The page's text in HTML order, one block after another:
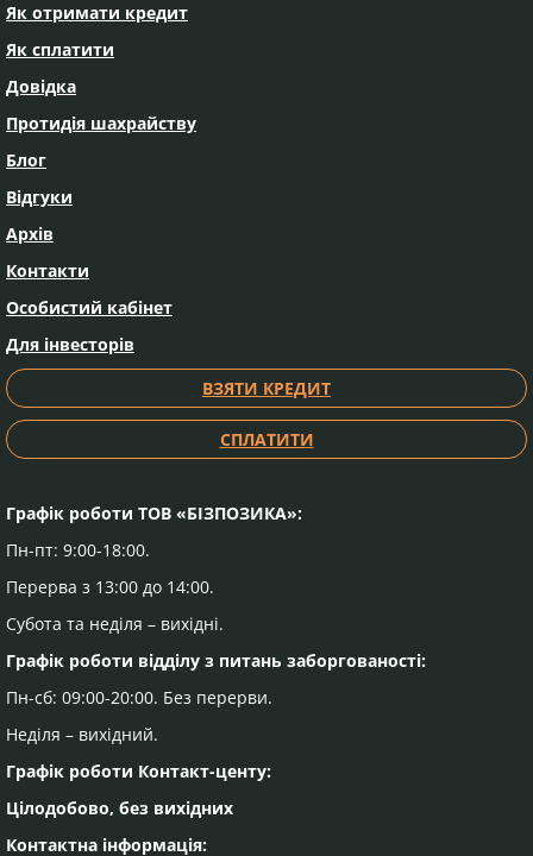
Як отримати кредит
Як сплатити
Довідка
Протидія шахрайству
Блог
Відгуки
Архів
Контакти
Особистий кабінет
Для інвесторів
ВЗЯТИ КРЕДИТ
СПЛАТИТИ
Графік роботи ТОВ «БІЗПОЗИКА»:
Пн-пт: 9:00-18:00.
Перерва з 13:00 до 14:00.
Субота та неділя – вихідні.
Графік роботи відділу з питань заборгованості:
Пн-сб: 09:00-20:00. Без перерви.
Неділя – вихідний.
Графік роботи Контакт-центу:
Цілодобово, без вихідних
Контактна інформація: